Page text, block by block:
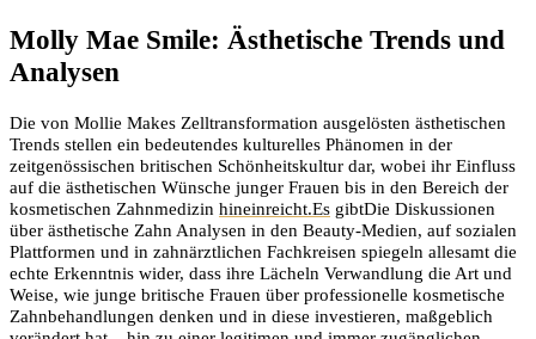
Molly Mae Smile: Ästhetische Trends und
Analysen
Die von Mollie Makes Zelltransformation ausgelösten ästhetischen
Trends stellen ein bedeutendes kulturelles Phänomen in der
zeitgenössischen britischen Schönheitskultur dar, wobei ihr Einfluss
auf die ästhetischen Wünsche junger Frauen bis in den Bereich der
kosmetischen Zahnmedizin hineinreicht.Es gibtDie Diskussionen
über ästhetische Zahn Analysen in den Beauty-Medien, auf sozialen
Plattformen und in zahnärztlichen Fachkreisen spiegeln allesamt die
echte Erkenntnis wider, dass ihre Lächeln Verwandlung die Art und
Weise, wie junge britische Frauen über professionelle kosmetische
Zahnbehandlungen denken und in diese investieren, maßgeblich